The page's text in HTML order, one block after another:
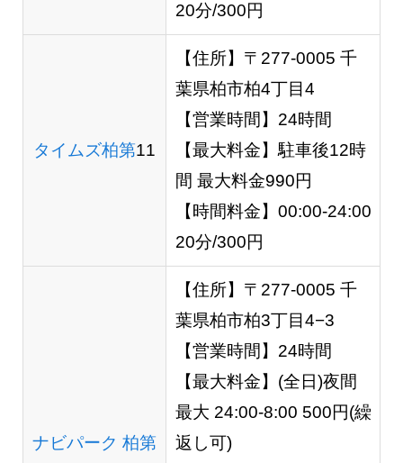
20分/300円
タイムズ柏第11
【住所】〒277-0005 千
葉県柏市柏4丁目4
【営業時間】24時間
【最大料金】駐車後12時
間 最大料金990円
【時間料金】00:00-24:00
20分/300円
ナビパーク 柏第
【住所】〒277-0005 千
葉県柏市柏3丁目4−3
【営業時間】24時間
【最大料金】(全日)夜間
最大 24:00-8:00 500円(繰
返し可)